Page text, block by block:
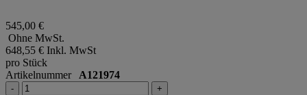
545,00 €
Ohne MwSt.
648,55 € Inkl. MwSt
pro Stück
Artikelnummer A121974
- +